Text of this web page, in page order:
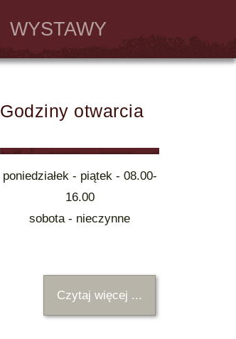
WYSTAWY
Godziny otwarcia
poniedziałek - piątek - 08.00-
16.00
sobota - nieczynne
Czytaj więcej ...